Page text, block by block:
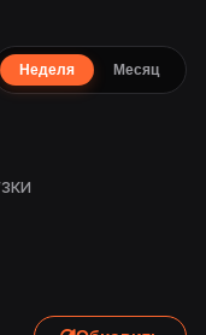
Неделя Месяц